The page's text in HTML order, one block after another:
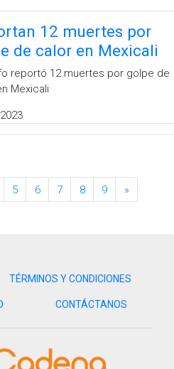
12 muertes por
de calor en Mexicali
reportó 12 muertes por golpe de
Mexicali
5 6 7 8 9 »
TÉRMINOS Y CONDICIONES
CONTÁCTANOS